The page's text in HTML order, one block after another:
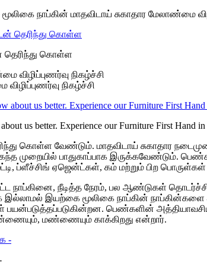
நாப்கின் மாதவிடாய் சுகாதார மேலாண்மை
தெரிந்து கொள்ள
நிகழ்ச்சி
us better. Experience our Furniture First Hand
கொள்ள வேண்டும். மாதவிடாய் சுகாதார
முறையில் பாதுகாப்பாக இருக்கவேண்டும்.
ப்ளீச்சிங் ஏஜென்ட்கள், கம் மற்றும் பிற
நாப்கினை, நீடித்த நேரம், பல ஆண்டுகள்
இயற்கை மூலிகை நாப்கின் நாப்கின்களை
பெண்களின் அத்தியாவசியத்
மண்ணையும் காக்கிறது என்றார்.